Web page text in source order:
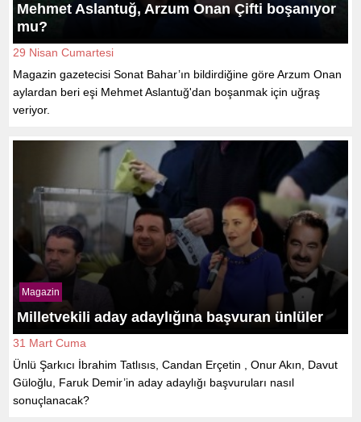
Mehmet Aslantuğ, Arzum Onan Çifti boşanıyor
mu?
29 Nisan Cumartesi
Magazin gazetecisi Sonat Bahar’ın bildirdiğine göre Arzum Onan
aylardan beri eşi Mehmet Aslantuğ'dan boşanmak için uğraş
veriyor.
Magazin
Milletvekili aday adaylığına başvuran ünlüler
31 Mart Cuma
Ünlü Şarkıcı İbrahim Tatlısıs, Candan Erçetin , Onur Akın, Davut
Güloğlu, Faruk Demir’in aday adaylığı başvuruları nasıl
sonuçlanacak?